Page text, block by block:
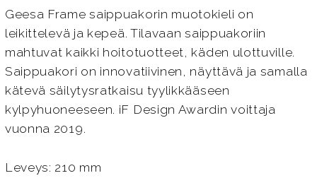
Geesa Frame saippuakorin muotokieli on
leikittelevä ja kepeä. Tilavaan saippuakoriin
mahtuvat kaikki hoitotuotteet, käden ulottuville.
Saippuakori on innovatiivinen, näyttävä ja samalla
kätevä säilytysratkaisu tyylikkääseen
kylpyhuoneeseen. iF Design Awardin voittaja
vuonna 2019.
Leveys: 210 mm